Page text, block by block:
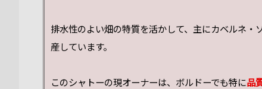
排水性のよい畑の特質を活かして、主にカベルネ
産しています。
このシャトーの現オーナーは、ボルドーでも特に品